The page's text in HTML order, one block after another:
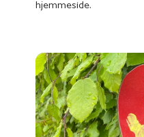
hjemmeside.